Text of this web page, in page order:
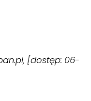
[dostęp: 06-